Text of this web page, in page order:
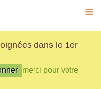
≡
dans le 1er
merci pour votre